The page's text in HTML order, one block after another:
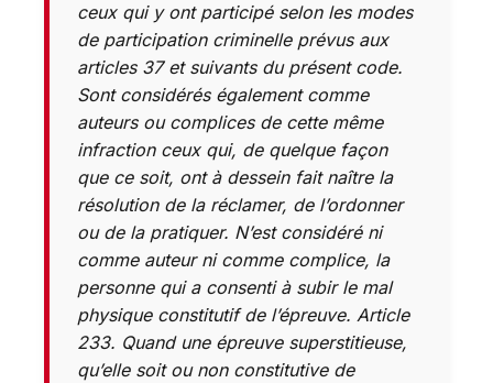
ceux qui y ont participé selon les modes
de participation criminelle prévus aux
articles 37 et suivants du présent code.
Sont considérés également comme
auteurs ou complices de cette même
infraction ceux qui, de quelque façon
que ce soit, ont à dessein fait naître la
résolution de la réclamer, de l’ordonner
ou de la pratiquer. N’est considéré ni
comme auteur ni comme complice, la
personne qui a consenti à subir le mal
physique constitutif de l’épreuve. Article
233. Quand une épreuve superstitieuse,
qu’elle soit ou non constitutive de